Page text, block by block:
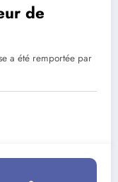
de
a été remportée par